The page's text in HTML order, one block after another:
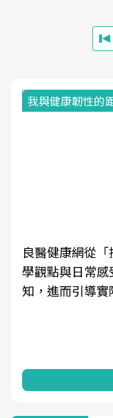
我與健康韌性的
良醫健康網從
學觀點與日常
知，進而引導實